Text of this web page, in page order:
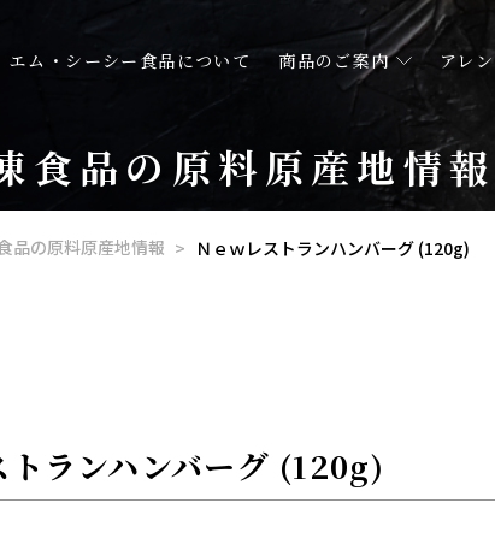
エム・シーシー食品について 商品のご案内 アレ
食品の原料原産地情報
品の原料原産地情報 Ｎｅｗレストランハンバーグ (120g)
トランハンバーグ (120g)